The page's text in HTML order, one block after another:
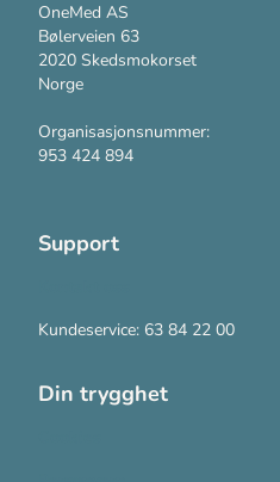
OneMed AS
Bølerveien 63
2020 Skedsmokorset
Norge
Organisasjonsnummer:
953 424 894
Support
Kundeservice: 63 84 22 00
Din trygghet